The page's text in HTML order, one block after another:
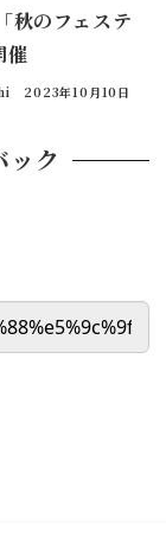
秋のフェステ
催
2023年10月10日
ック